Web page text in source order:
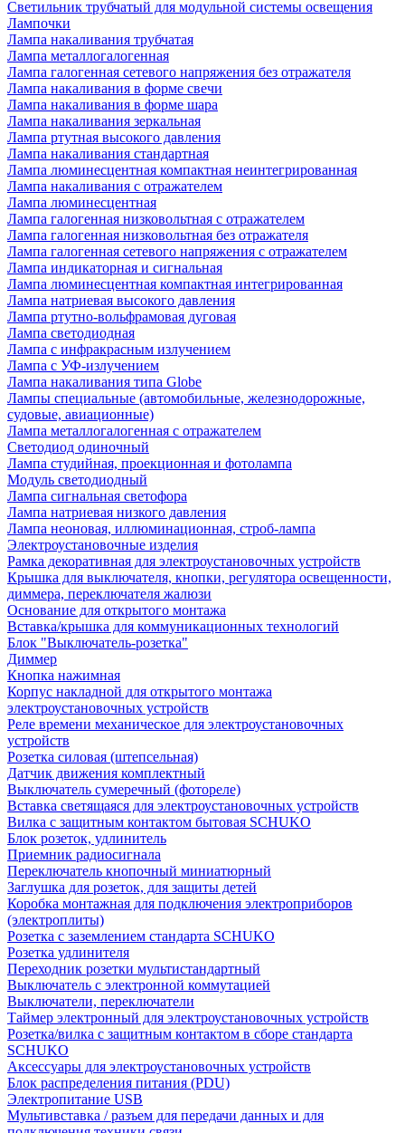
Светильник трубчатый для модульной системы освещения
Лампочки
Лампа накаливания трубчатая
Лампа металлогалогенная
Лампа галогенная сетевого напряжения без отражателя
Лампа накаливания в форме свечи
Лампа накаливания в форме шара
Лампа накаливания зеркальная
Лампа ртутная высокого давления
Лампа накаливания стандартная
Лампа люминесцентная компактная неинтегрированная
Лампа накаливания с отражателем
Лампа люминесцентная
Лампа галогенная низковольтная с отражателем
Лампа галогенная низковольтная без отражателя
Лампа галогенная сетевого напряжения с отражателем
Лампа индикаторная и сигнальная
Лампа люминесцентная компактная интегрированная
Лампа натриевая высокого давления
Лампа ртутно-вольфрамовая дуговая
Лампа светодиодная
Лампа с инфракрасным излучением
Лампа с УФ-излучением
Лампа накаливания типа Globe
Лампы специальные (автомобильные, железнодорожные,
судовые, авиационные)
Лампа металлогалогенная с отражателем
Светодиод одиночный
Лампа студийная, проекционная и фотолампа
Модуль светодиодный
Лампа сигнальная светофора
Лампа натриевая низкого давления
Лампа неоновая, иллюминационная, строб-лампа
Электроустановочные изделия
Рамка декоративная для электроустановочных устройств
Крышка для выключателя, кнопки, регулятора освещенности,
диммера, переключателя жалюзи
Основание для открытого монтажа
Вставка/крышка для коммуникационных технологий
Блок "Выключатель-розетка"
Диммер
Кнопка нажимная
Корпус накладной для открытого монтажа
электроустановочных устройств
Реле времени механическое для электроустановочных
устройств
Розетка силовая (штепсельная)
Датчик движения комплектный
Выключатель сумеречный (фотореле)
Вставка светящаяся для электроустановочных устройств
Вилка с защитным контактом бытовая SCHUKO
Блок розеток, удлинитель
Приемник радиосигнала
Переключатель кнопочный миниатюрный
Заглушка для розеток, для защиты детей
Коробка монтажная для подключения электроприборов
(электроплиты)
Розетка с заземлением стандарта SCHUKO
Розетка удлинителя
Переходник розетки мультистандартный
Выключатель с электронной коммутацией
Выключатели, переключатели
Таймер электронный для электроустановочных устройств
Розетка/вилка с защитным контактом в сборе стандарта
SCHUKO
Аксессуары для электроустановочных устройств
Блок распределения питания (PDU)
Электропитание USB
Мультивставка / разъем для передачи данных и для